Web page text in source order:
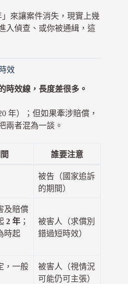
來讓案件消失，現實上幾
偵查、或你被通緝，這
效
時效線，長度差很多。
年）；但如果牽涉賠償，
兩者混為一談。
誰要注意
被告（國家追訴
的期間）
及賠償
2 年 ；
時起
被害人（求償別
錯過短時效）
，一般
被害人（視情況
可能仍可主張）